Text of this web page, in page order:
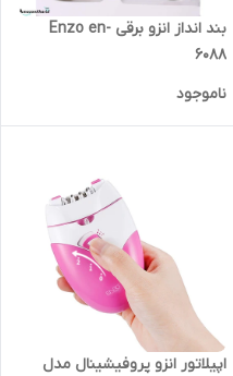
بند انداز انزو برقی Enzo en-
6088
ناموجود
اپیلاتور انزو پروفیشینال مدل